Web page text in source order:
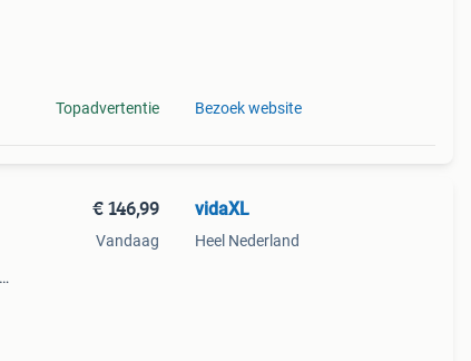
Topadvertentie Bezoek website
€ 146,99
Vandaag
vidaXL
Heel Nederland